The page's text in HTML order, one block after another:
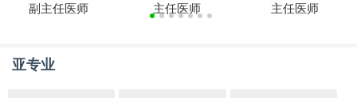
副主任医师
主任医师
主任医师
亚专业